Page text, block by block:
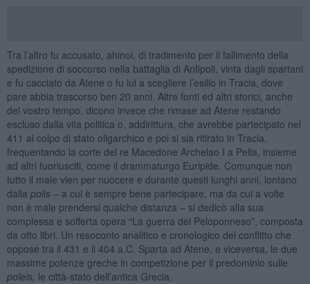
Tra l’altro fu accusato, ahinoi, di tradimento per il fallimento della
spedizione di soccorso nella battaglia di Anfipoli, vinta dagli spartani
e fu cacciato da Atene o fu lui a scegliere l’esilio in Tracia, dove
pare abbia trascorso ben 20 anni. Altre fonti ed altri storici, anche
del vostro tempo, dicono invece che rimase ad Atene restando
escluso dalla vita politica o, addirittura, che avrebbe partecipato nel
411 al colpo di stato oligarchico e poi si sia ritirato in Tracia,
frequentando la corte del re Macedone Archelao I a Pella, insieme
ad altri fuoriusciti, come il drammaturgo Euripide. Comunque non
tutto il male vien per nuocere e durante questi lunghi anni, lontano
dalla polis – a cui è sempre bene partecipare, ma da cui a volte
non è male prendersi qualche distanza – si dedicò alla sua
complessa e sofferta opera “La guerra del Peloponneso”, composta
da otto libri. Un resoconto analitico e cronologico del conflitto che
oppose tra il 431 e il 404 a.C. Sparta ad Atene, e viceversa, le due
massime potenze greche in competizione per il predominio sulle
poleis, le città-stato dell’antica Grecia.